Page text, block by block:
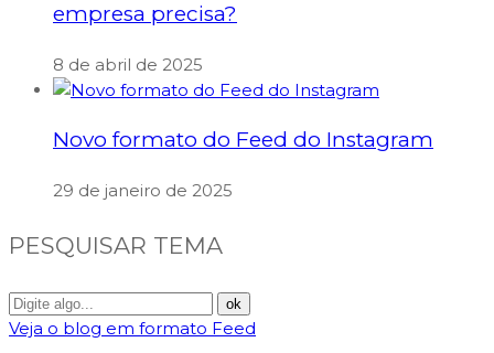
empresa precisa?
8 de abril de 2025
Novo formato do Feed do Instagram
29 de janeiro de 2025
PESQUISAR TEMA
Veja o blog em formato Feed